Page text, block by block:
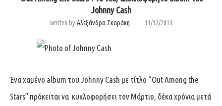
Johnny Cash
written byΑλεξάνδρα Σκαράκη 11/12/2013
Ένα χαμένο album του Johnny Cash με τίτλο “Out Among the
Stars” πρόκειται να κυκλοφορήσει τον Μάρτιο, δέκα χρόνια μετά